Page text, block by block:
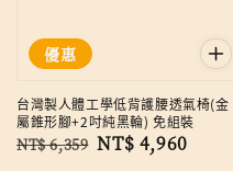
優惠
台灣製人體工學低背護腰透氣椅(金
屬錐形腳+2吋純黑輪) 免組裝
Regular
NT$ 6,359 Sale
NT$ 4,960